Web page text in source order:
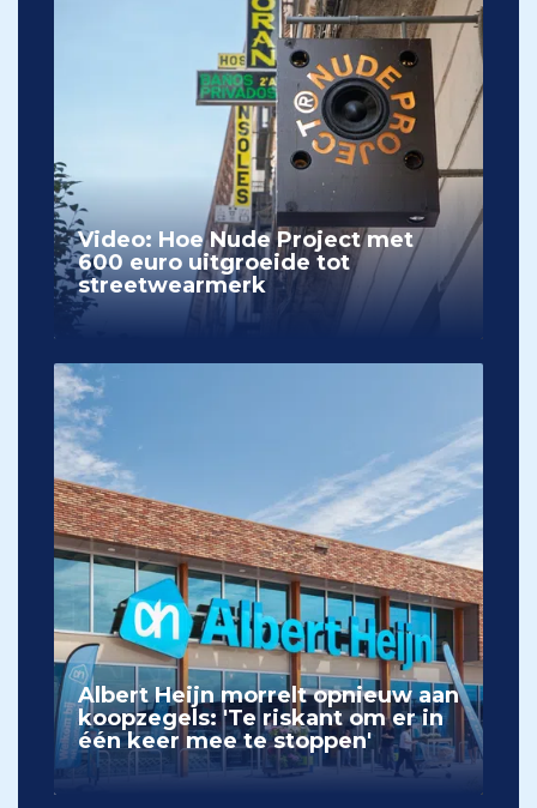
Video: Hoe Nude Project met
600 euro uitgroeide tot
streetwearmerk
Albert Heijn morrelt opnieuw aan
koopzegels: 'Te riskant om er in
één keer mee te stoppen'